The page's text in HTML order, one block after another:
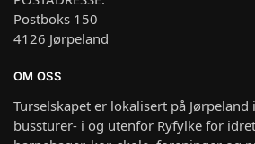
Postboks 150
4126 Jørpeland
OM OSS
Turselskapet er lokalisert på
bussturer- i og utenfor Ryfylke for